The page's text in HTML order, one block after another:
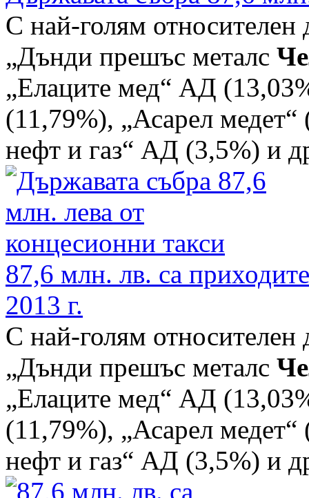
С най-голям относителен
„Дънди прешъс металс
„Елаците мед“ АД
(11,79%), „Асарел
нефт и газ“ АД (3,5%) и
87,6 млн. лв. са
2013 г.
С най-голям относителен
„Дънди прешъс металс
„Елаците мед“ АД
(11,79%), „Асарел
нефт и газ“ АД (3,5%) и